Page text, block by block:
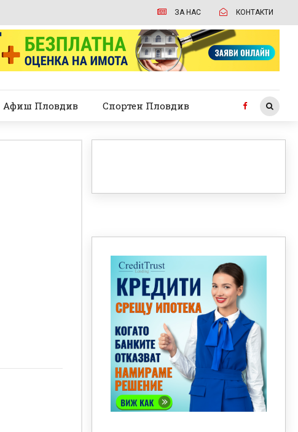
ЗА НАС КОНТАКТИ
Афиш Пловдив Спортен Пловдив